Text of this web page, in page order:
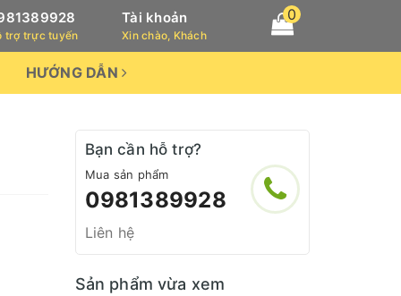
trợ trực tuyến
Tài khoản
Xin chào, Khách
0
HƯỚNG DẪN
Bạn cần hỗ trợ?
Mua sản phẩm
0981389928
Liên hệ
Sản phẩm vừa xem